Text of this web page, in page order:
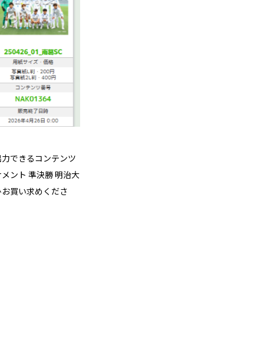
できるコンテンツ
ント 準決勝 明治大
買い求めくださ